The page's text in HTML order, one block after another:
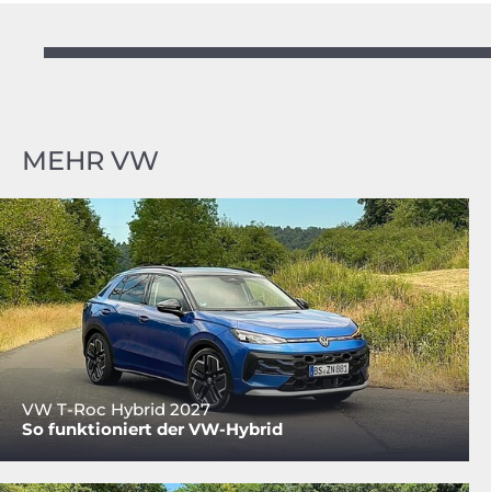
MEHR VW
VW T-Roc Hybrid 2027
So funktioniert der VW-Hybrid